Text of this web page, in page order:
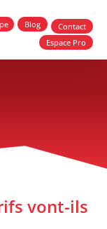
Blog
Contact
Espace Pro
vont-ils